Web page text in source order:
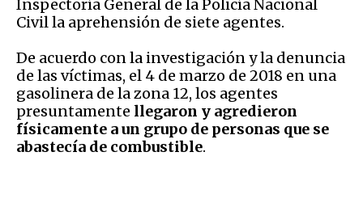
Inspectoría General de la Policía Nacional
Civil la aprehensión de siete agentes.
De acuerdo con la investigación y la denuncia
de las víctimas, el 4 de marzo de 2018 en una
gasolinera de la zona 12, los agentes
presuntamente llegaron y agredieron
físicamente a un grupo de personas que se
abastecía de combustible.